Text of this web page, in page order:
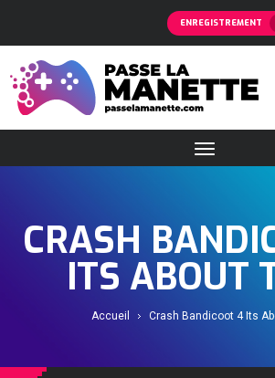
ENREGISTREMENT
CRASH
ITS ABOUT
Accueil Crash Bandicoot 4 Its